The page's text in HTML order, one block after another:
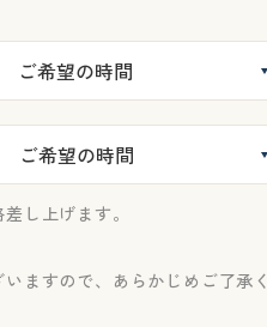
し上げます。
ますので、あらかじめご了承く